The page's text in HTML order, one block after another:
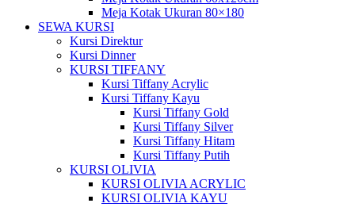
Meja Kotak Ukuran 80×180
SEWA KURSI
Kursi Direktur
Kursi Dinner
KURSI TIFFANY
Kursi Tiffany Acrylic
Kursi Tiffany Kayu
Kursi Tiffany Gold
Kursi Tiffany Silver
Kursi Tiffany Hitam
Kursi Tiffany Putih
KURSI OLIVIA
KURSI OLIVIA ACRYLIC
KURSI OLIVIA KAYU